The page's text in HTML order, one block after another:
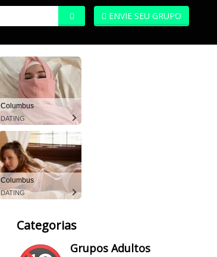
ENVIE SEU GRUPO
Columbus
DATING
Columbus
DATING
Categorias
Grupos Adultos